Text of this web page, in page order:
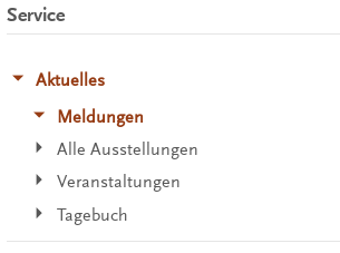
Service
Aktuelles
Meldungen
Alle Ausstellungen
Veranstaltungen
Tagebuch